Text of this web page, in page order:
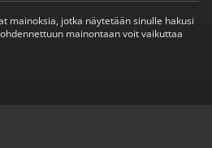
mainoksia, jotka näytetään sinulle hakusi
mainontaan voit vaikuttaa